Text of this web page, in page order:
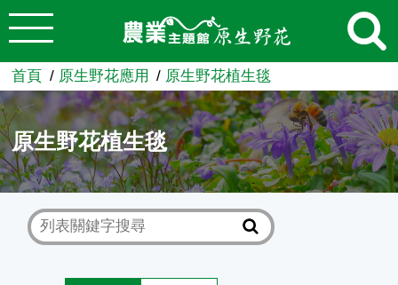
跳到主要內容
農業知識入口網
首頁 原生野花應用 原生野花植生毯
原生野花植生毯